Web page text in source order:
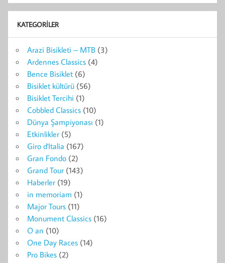
KATEGORILER
Arazi Bisikleti – MTB (3)
Ardennes Classics (4)
Bence Bisiklet (6)
Bisiklet kültürü (56)
Bisiklet Tercihi (1)
Cobbled Classics (10)
Dünya Şampiyonası (1)
Etkinlikler (5)
Giro d'Italia (167)
Gran Fondo (2)
Grand Tour (143)
Haberler (19)
in memoriam (1)
Major Tours (11)
Monument Classics (16)
O an (10)
One Day Races (14)
Pro Bikes (2)